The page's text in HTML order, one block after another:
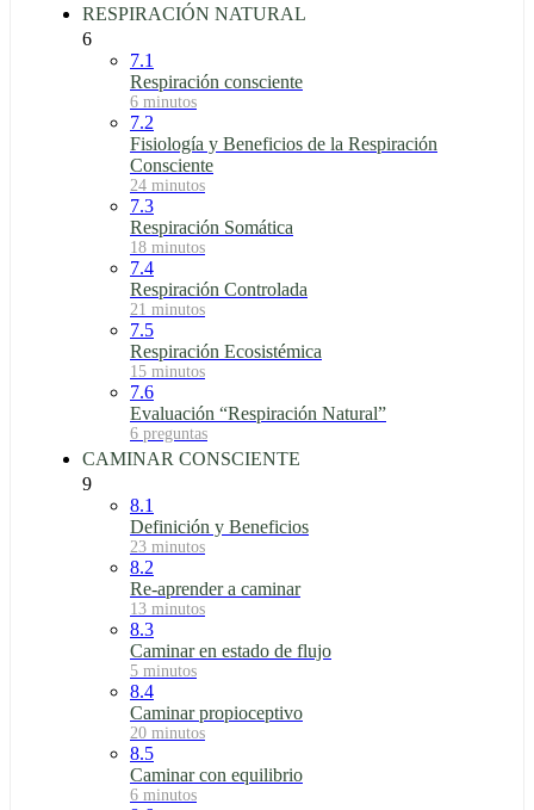
RESPIRACIÓN NATURAL
6
7.1
Respiración consciente
6 minutos
7.2
Fisiología y Beneficios de la Respiración
Consciente
24 minutos
7.3
Respiración Somática
18 minutos
7.4
Respiración Controlada
21 minutos
7.5
Respiración Ecosistémica
15 minutos
7.6
Evaluación “Respiración Natural”
6 preguntas
CAMINAR CONSCIENTE
9
8.1
Definición y Beneficios
23 minutos
8.2
Re-aprender a caminar
13 minutos
8.3
Caminar en estado de flujo
5 minutos
8.4
Caminar propioceptivo
20 minutos
8.5
Caminar con equilibrio
6 minutos